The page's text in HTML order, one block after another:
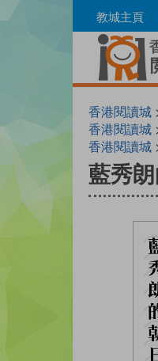
to
教城主頁
香港閱讀城
香港閱讀城
香港閱讀城
藍秀